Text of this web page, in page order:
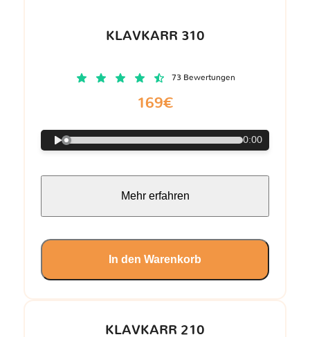
KLAVKARR 210
KLAVKARR 310
73 Bewertungen
169€
0:00
Mehr erfahren
In den Warenkorb